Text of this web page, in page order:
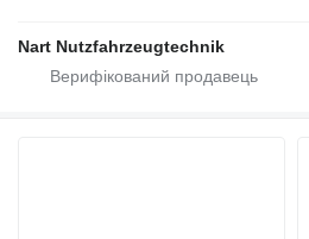
Nart Nutzfahrzeugtechnik